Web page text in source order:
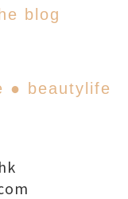
blog
● beautylife